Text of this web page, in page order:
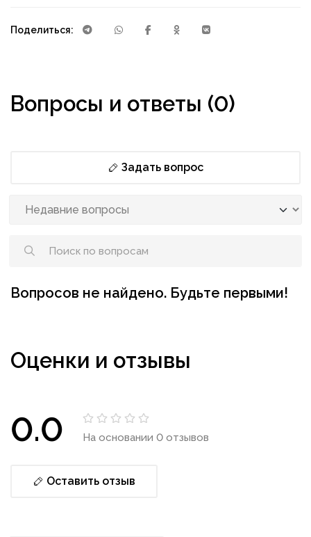
Поделиться:
Вопросы и ответы (0)
Задать вопрос
Вопросов не найдено. Будьте первыми!
Оценки и отзывы
0.0 На основании 0 отзывов
Оставить отзыв